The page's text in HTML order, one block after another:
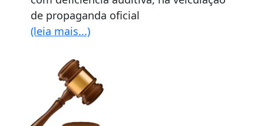
de propaganda oficial
(leia mais...)